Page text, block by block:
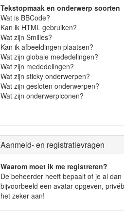
Tekstopmaak en onderwerp soorten
Wat is BBCode?
Kan ik HTML gebruiken?
Wat zijn Smilies?
Kan ik afbeeldingen plaatsen?
Wat zijn globale mededelingen?
Wat zijn mededelingen?
Wat zijn sticky onderwerpen?
Wat zijn gesloten onderwerpen?
Wat zijn onderwerpiconen?
Aanmeld- en registratievragen
Waarom moet ik me registreren?
De beheerder heeft bepaalt of je al
bijvoorbeeld een avatar opgeven,
het zeker aan!